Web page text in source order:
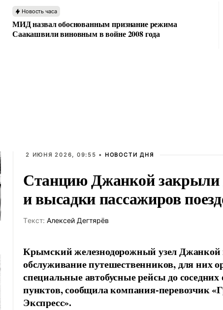
Новость часа
МИД назвал обоснованным признание режима
Саакашвили виновным в войне 2008 года
2 ИЮНЯ 2026, 09:55 • НОВОСТИ ДНЯ
Станцию Джанкой закрыли
и высадки пассажиров
Tекст: Алексей Дегтярёв
Крымский железнодорожный узел Джанкой
обслуживание путешественников, для них
специальные автобусные рейсы до
пунктов, сообщила компания-перевозчик
Экспресс».